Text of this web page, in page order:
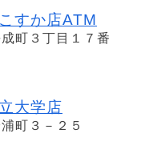
すか店ATM
町３丁目１７番
大学店
町３－２５